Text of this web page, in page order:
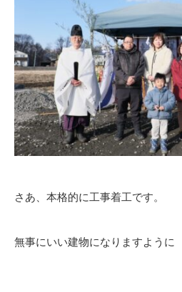
さあ、本格的に工事着工です。
無事にいい建物になりますように